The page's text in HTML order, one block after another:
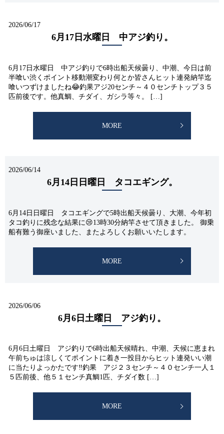
2026/06/17
6月17日水曜日 中アジ釣り。
6月17日水曜日 中アジ釣りで6時出船天候曇り、中潮、今日は前
半喰い渋くポイント移動潮変わり何とか皆さんヒット連発納竿迄
喰いつずけましたね😂釣果アジ20センチ～４０センチトップ３５
匹前後です。他真鯛、チダイ、ガシラ等々。 […]
MORE
2026/06/14
6月14日日曜日 タコエギング。
6月14日日曜日 タコエギングで5時出船天候曇り、大潮、今年初
タコ釣りに残念な結果に😢13時30分納竿させて頂きました。 御乗
船有難う御座いました、またよろしくお願いいたします。
MORE
2026/06/06
6月6日土曜日 アジ釣り。
6月6日土曜日 アジ釣りで6時出船天候晴れ、中潮、天候に恵まれ
午前ちゅは涼しくてポイントに着き一投目からヒット連発いい潮
に当たりよっかたです‼釣果 アジ２３センチ～４０センチ一人１
５匹前後、他５１センチ真鯛1匹、チダイ数 […]
MORE